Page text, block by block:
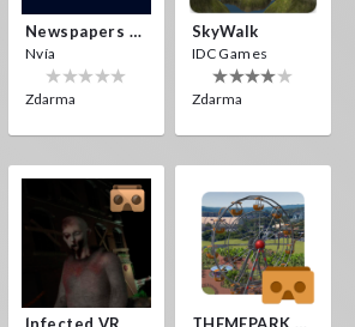
Newspapers Spain VR
Nvía
Zdarma
SkyWalk
IDC Games
Zdarma